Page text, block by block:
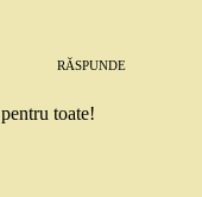
RĂSPUNDE
toate!